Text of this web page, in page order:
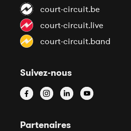
court-circuit.be
court-circuit.live
court-circuit.band
Suivez-nous
Partenaires